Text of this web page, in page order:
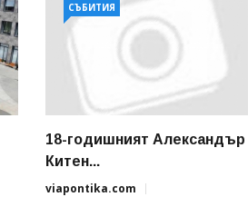
СЪБИТИЯ
18-годишният Александър
Китен...
viapontika.com